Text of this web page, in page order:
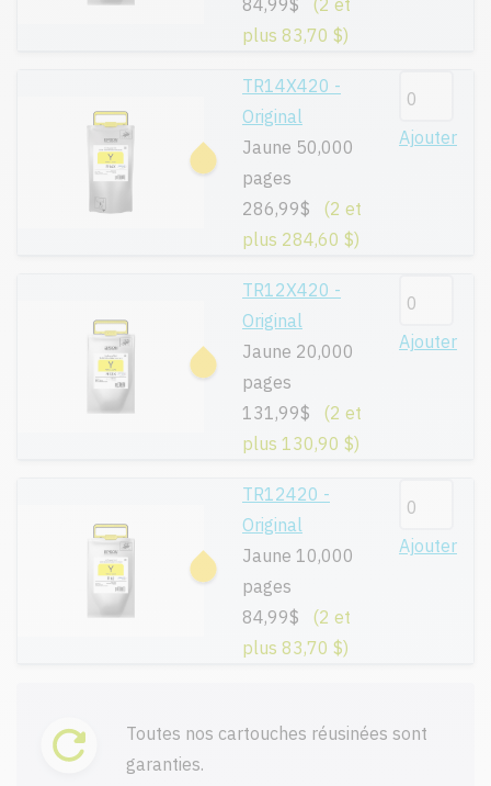
84,99$
(2 et
plus 83,70 $)
TR14X420 -
Original
Jaune 50,000
pages
286,99$
(2 et
plus 284,60 $)
Ajouter
TR12X420 -
Original
Jaune 20,000
pages
131,99$
(2 et
plus 130,90 $)
Ajouter
TR12420 -
Original
Jaune 10,000
pages
84,99$
(2 et
plus 83,70 $)
Ajouter
Toutes nos cartouches réusinées sont
garanties.